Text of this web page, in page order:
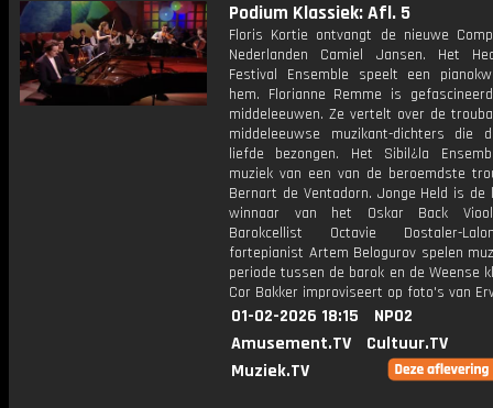
Podium Klassiek: Afl. 5
Floris Kortie ontvangt de nieuwe
Nederlanden Camiel Jansen. Het
Festival Ensemble speelt een
hem. Florianne Remme is
middeleeuwen. Ze vertelt over de
middeleeuwse muzikant-dichters die
liefde bezongen. Het Sibil¿la
muziek van een van de beroemdste
Bernart de Ventadorn. Jonge Held is de
winnaar van het Oskar Back
Barokcellist Octavie Dostaler-
fortepianist Artem Belogurov spelen
periode tussen de barok en de Weense
Cor Bakker improviseert op foto's van
01-02-2026 18:15
NPO2
Amusement.TV
Cultuur.TV
Muziek.TV